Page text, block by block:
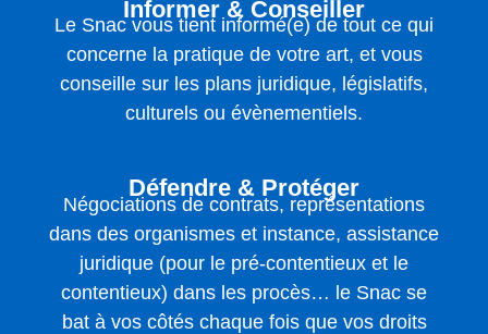
Informer & Conseiller
Le Snac vous tient informé(e) de tout ce qui
concerne la pratique de votre art, et vous
conseille sur les plans juridique, législatifs,
culturels ou évènementiels.
Défendre & Protéger
Négociations de contrats, représentations
dans des organismes et instance, assistance
juridique (pour le pré-contentieux et le
contentieux) dans les procès… le Snac se
bat à vos côtés chaque fois que vos droits